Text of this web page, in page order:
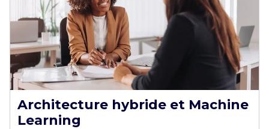
Architecture hybride et Machine
Learning